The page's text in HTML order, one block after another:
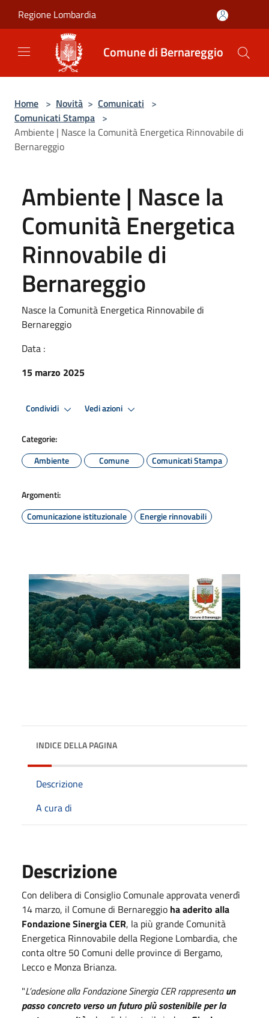
Regione Lombardia
Comune di Bernareggio
Home > Novità > Comunicati >
Comunicati Stampa >
Ambiente | Nasce la Comunità Energetica Rinnovabile di
Bernareggio
Ambiente | Nasce la
Comunità Energetica
Rinnovabile di
Bernareggio
Nasce la Comunità Energetica Rinnovabile di
Bernareggio
Data :
15 marzo 2025
Condividi Vedi azioni
Categorie:
Ambiente
Comune Comunicati Stampa
Argomenti:
Comunicazione istituzionale
Energie rinnovabili
INDICE DELLA PAGINA
Descrizione
A cura di
Descrizione
Con delibera di Consiglio Comunale approvata venerdì
14 marzo, il Comune di Bernareggio ha aderito alla
Fondazione Sinergia CER, la più grande Comunità
Energetica Rinnovabile della Regione Lombardia, che
conta oltre 50 Comuni delle province di Bergamo,
Lecco e Monza Brianza.
"L’adesione alla Fondazione Sinergia CER rappresentaun
passo concreto verso un futuro più sostenibile per la